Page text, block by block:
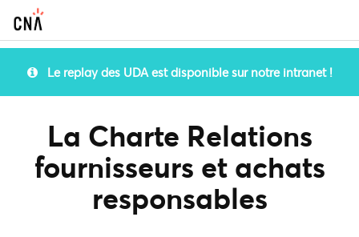
Le replay des UDA est disponible sur notre intranet !
La Charte Relations
fournisseurs et achats
responsables